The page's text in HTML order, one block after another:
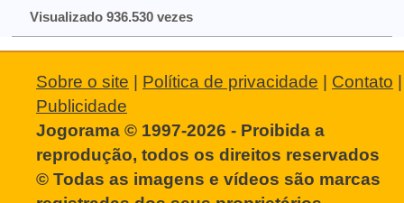
Visualizado 936.530 vezes
Sobre o site Política de privacidade Contato
Publicidade
Jogorama © 1997-2026 - Proibida a
reprodução, todos os direitos reservados
© Todas as imagens e vídeos são marcas